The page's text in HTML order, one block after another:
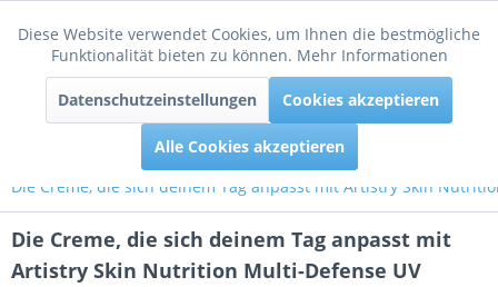
Menü
Die Creme, die sich deinem Tag anpasst mit Artistry Skin
Die Creme, die sich deinem Tag anpasst mit
Artistry Skin Nutrition Multi-Defense UV
Funktionale Aktiv
Tracking Inaktiv
Diese Website verwendet Cookies, um Ihnen die bestmögliche
Funktionalität bieten zu können. Mehr Informationen
Datenschutzeinstellungen Cookies akzeptieren
Alle Cookies akzeptieren